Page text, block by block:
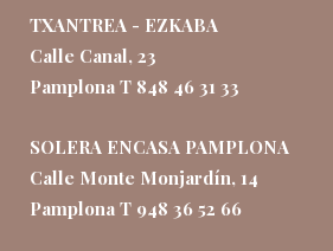
TXANTREA - EZKABA
Calle Canal, 23
Pamplona T 848 46 31 33
SOLERA ENCASA PAMPLONA
Calle Monte Monjardín, 14
Pamplona T 948 36 52 66